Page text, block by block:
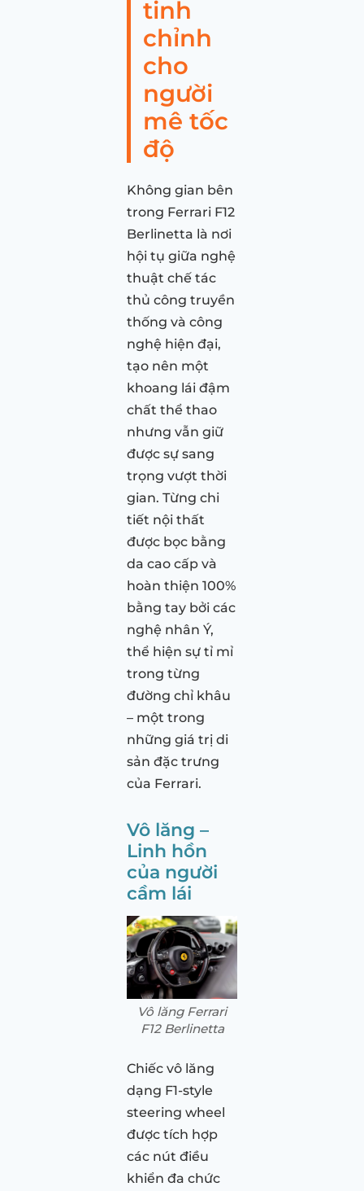
tinh
chỉnh
cho
người
mê tốc
độ
Không gian bên
trong Ferrari F12
Berlinetta là nơi
hội tụ giữa nghệ
thuật chế tác
thủ công truyền
thống và công
nghệ hiện đại,
tạo nên một
khoang lái đậm
chất thể thao
nhưng vẫn giữ
được sự sang
trọng vượt thời
gian. Từng chi
tiết nội thất
được bọc bằng
da cao cấp và
hoàn thiện 100%
bằng tay bởi các
nghệ nhân Ý,
thể hiện sự tỉ mỉ
trong từng
đường chỉ khâu
– một trong
những giá trị di
sản đặc trưng
của Ferrari.
Vô lăng –
Linh hồn
của người
cầm lái
Vô lăng Ferrari
F12 Berlinetta
Chiếc vô lăng
dạng F1-style
steering wheel
được tích hợp
các nút điều
khiển đa chức